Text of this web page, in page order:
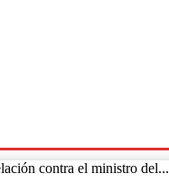
contra el ministro del...